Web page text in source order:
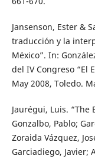
Jansenson, Ester &
traducción y la
México”. In:
del IV Congreso “El
May 2008, Toledo.
Jaurégui, Luis. “The
Gonzalbo, Pablo;
Zoraida Vázquez,
Garciadiego, Javier;